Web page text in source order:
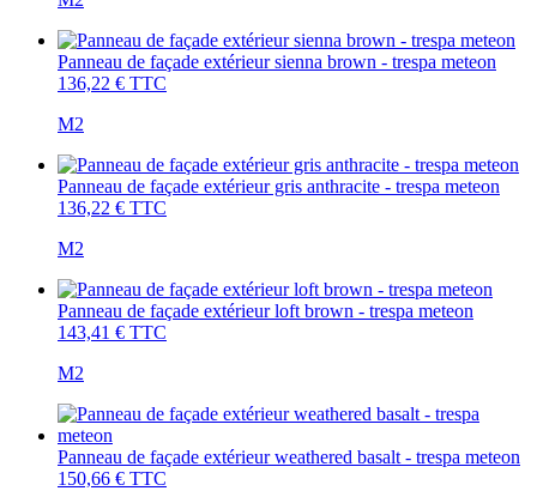
Panneau de façade extérieur sienna brown - trespa meteon
136,22 € TTC
M2
Panneau de façade extérieur gris anthracite - trespa meteon
136,22 € TTC
M2
Panneau de façade extérieur loft brown - trespa meteon
143,41 € TTC
M2
Panneau de façade extérieur weathered basalt - trespa meteon
150,66 € TTC